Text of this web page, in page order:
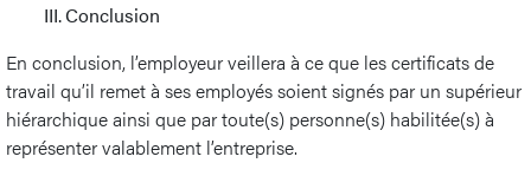
III. Conclusion
En conclusion, l’employeur veillera à ce que les certificats de
travail qu’il remet à ses employés soient signés par un supérieur
hiérarchique ainsi que par toute(s) personne(s) habilitée(s) à
représenter valablement l’entreprise.